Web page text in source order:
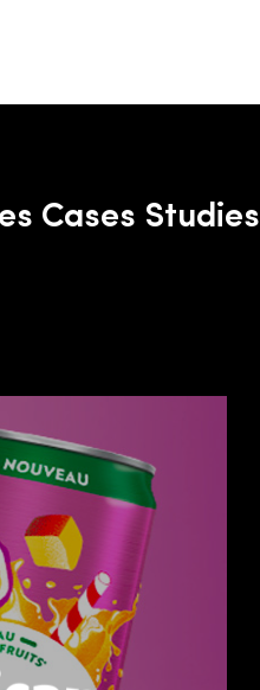
Cases Studies